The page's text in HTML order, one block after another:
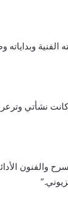
وبداياته
عام 1985 شمال غرب الدوادمي
والفنون